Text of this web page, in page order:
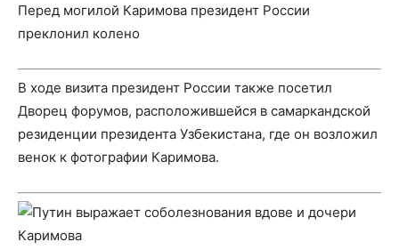
Перед могилой Каримова президент России
преклонил колено
В ходе визита президент России также посетил
Дворец форумов, расположившейся в самаркандской
резиденции президента Узбекистана, где он возложил
венок к фотографии Каримова.